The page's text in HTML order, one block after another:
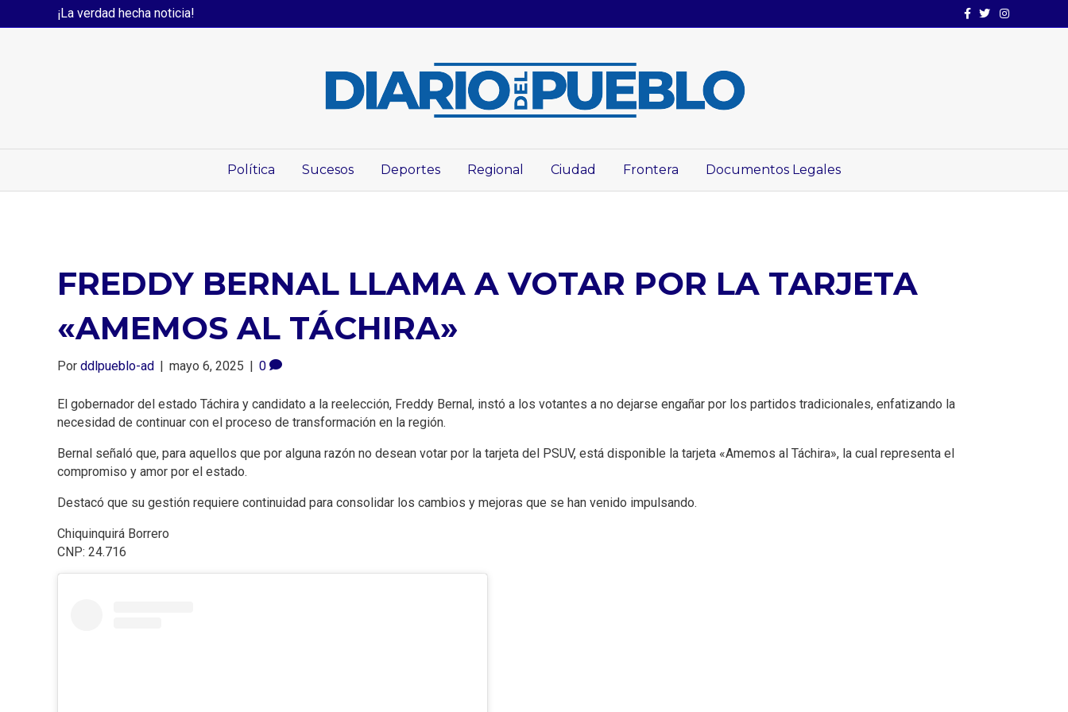
¡La verdad hecha noticia! Facebook
TwitterInstagram
Política Sucesos Deportes Regional Ciudad Frontera Documentos Legales
FREDDY BERNAL LLAMA A VOTAR POR LA TARJETA
«AMEMOS AL TÁCHIRA»
Por ddlpueblo-ad | mayo 6, 2025 | 0
El gobernador del estado Táchira y candidato a la reelección, Freddy Bernal, instó a los votantes a no dejarse engañar por los partidos tradicionales, enfatizando la
necesidad de continuar con el proceso de transformación en la región.
Bernal señaló que, para aquellos que por alguna razón no desean votar por la tarjeta del PSUV, está disponible la tarjeta «Amemos al Táchira», la cual representa el
compromiso y amor por el estado.
Destacó que su gestión requiere continuidad para consolidar los cambios y mejoras que se han venido impulsando.
Chiquinquirá Borrero
CNP: 24.716